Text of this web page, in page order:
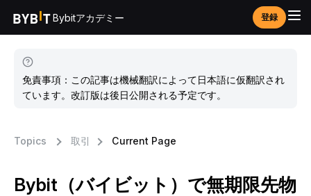
Bybitアカデミー 登録
免責事項：この記事は機械翻訳によって日本語に仮翻訳され
ています。改訂版は後日公開される予定です。
Topics 取引 Current Page
Bybit（バイビット）で無期限先物